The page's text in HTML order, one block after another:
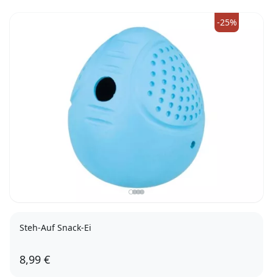
-25%
Steh-Auf Snack-Ei
8,99 €